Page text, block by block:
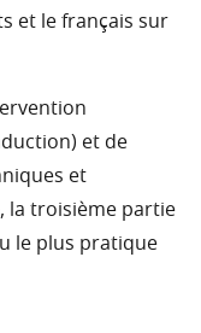
et le français sur
et de
et
la troisième partie
le plus pratique